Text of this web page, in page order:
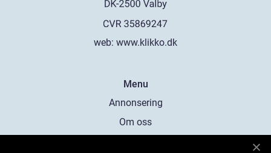
web: www.klikko.dk
Menu
Annonsering
Om oss